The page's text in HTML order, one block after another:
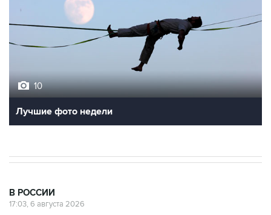
10
Лучшие фото недели
В РОССИИ
17:03, 6 августа 2026